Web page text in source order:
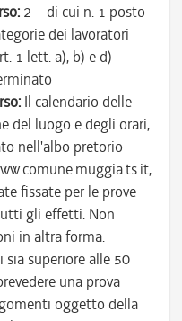
2 – di cui n. 1 posto
dei lavoratori
1 lett. a), b) e d)
Il calendario delle
del luogo e degli orari,
nell'albo pretorio
fissate per le prove
gli effetti. Non
in altra forma.
superiore alle 50
una prova
oggetto della